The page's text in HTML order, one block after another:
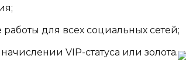
работы для всех социальных сетей;
VIP-статуса или золота.